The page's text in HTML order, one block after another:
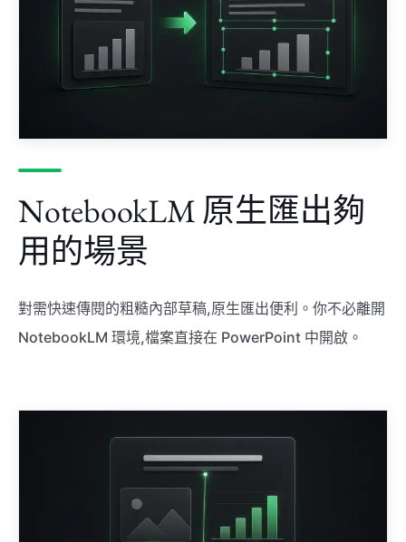
NotebookLM 原生匯出夠
用的場景
對需快速傳閱的粗糙內部草稿,原生匯出便利。你不必離開
NotebookLM 環境,檔案直接在 PowerPoint 中開啟。